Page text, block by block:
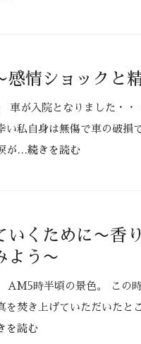
感情ショックと
車が入院となりました・・
い私自身は無傷で車の破損
が…続きを読む
いくために〜香
よう〜
時半頃の景色。 この
焚き上げていただいたと
を読む